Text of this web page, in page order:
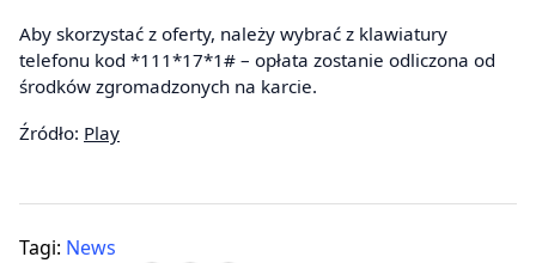
Aby skorzystać z oferty, należy wybrać z klawiatury
telefonu kod *111*17*1# – opłata zostanie odliczona od
środków zgromadzonych na karcie.
Źródło: Play
Tagi: News